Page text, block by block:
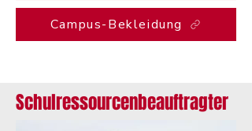
Campus-Bekleidung
Schulressourcenbeauftragter